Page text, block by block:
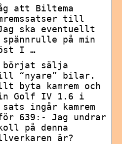
att Biltema
till
ska eventuellt
spännrulle på min
I …
börjat sälja
till “nyare” bilar.
byta kamrem och
Golf IV 1.6 i
ingår kamrem
639:- Jag undrar
på denna
är?